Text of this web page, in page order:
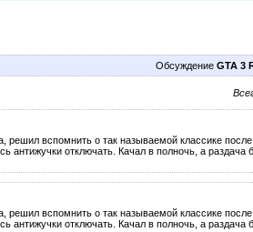
Обсуждение GTA 3
решил вспомнить о так называемой классике
антижучки отключать. Качал в полночь, а раздача
решил вспомнить о так называемой классике
антижучки отключать. Качал в полночь, а раздача